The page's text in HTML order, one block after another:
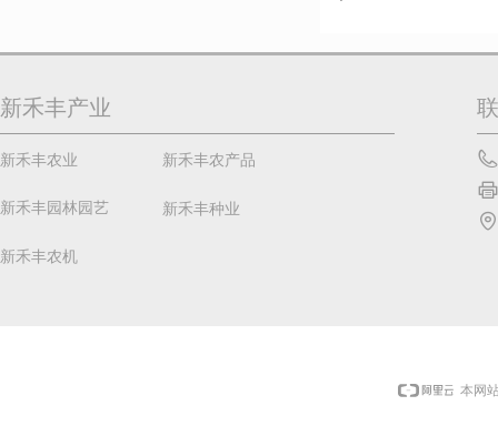
新禾丰产业
新禾丰农业
新禾丰园林园艺
新禾丰农机
新禾丰农产品
新禾丰种业
本网